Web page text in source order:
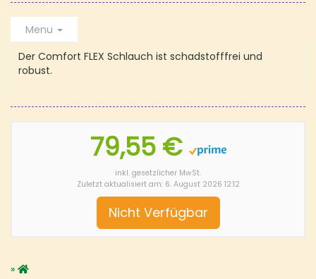
Menu
Der Comfort FLEX Schlauch ist schadstofffrei und
robust.
79,55 €
inkl. gesetzlicher MwSt.
Zuletzt aktualisiert am: 6. August 2026 12:12
Nicht Verfügbar